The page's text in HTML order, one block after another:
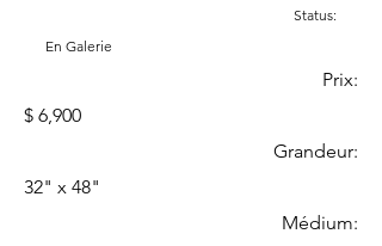
Status:
En Galerie
Prix:
$ 6,900
Grandeur:
32" x 48"
Médium: